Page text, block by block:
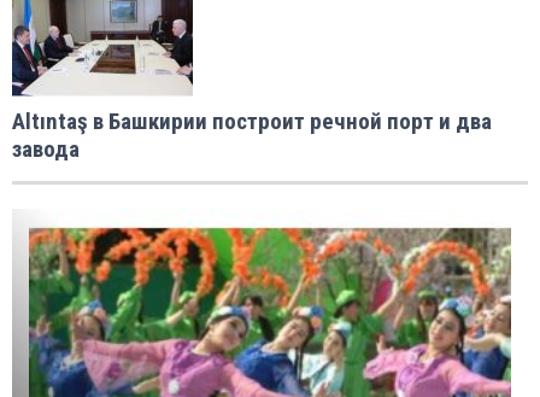
Altıntaş в Башкирии построит речной порт и два
завода